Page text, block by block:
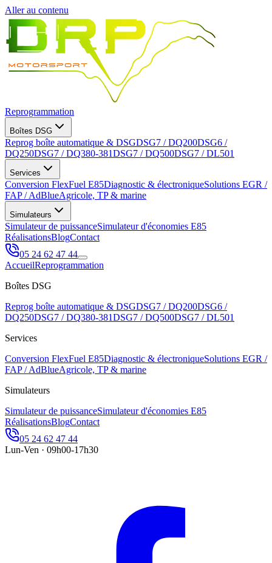
Aller au contenu
Reprogrammation
Boîtes DSG
Reprog boîte automatique & DSGDSG7 / DQ200DSG6 /
DQ250DSG7 / DQ380-381DSG7 / DQ500DSG7 / DL501
Services
Conversion FlexFuel E85Diagnostic & électroniqueSolutions EGR /
FAP / AdBlueAgricole, TP & marine
Simulateurs
Simulateur de puissanceSimulateur d'économies E85
RéalisationsBlogContact
05 24 62 47 44
AccueilReprogrammation
Boîtes DSG
Reprog boîte automatique & DSGDSG7 / DQ200DSG6 /
DQ250DSG7 / DQ380-381DSG7 / DQ500DSG7 / DL501
Services
Conversion FlexFuel E85Diagnostic & électroniqueSolutions EGR /
FAP / AdBlueAgricole, TP & marine
Simulateurs
Simulateur de puissanceSimulateur d'économies E85
RéalisationsBlogContact
05 24 62 47 44
Lun-Ven · 09h00-17h30